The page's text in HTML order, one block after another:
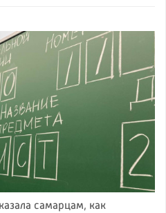
самарцам, как